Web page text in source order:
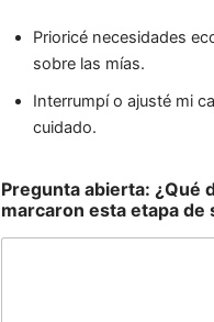
Prioricé necesidades
sobre las mías.
Interrumpí o ajusté mi
cuidado.
Pregunta abierta: ¿Qué
marcaron esta etapa de